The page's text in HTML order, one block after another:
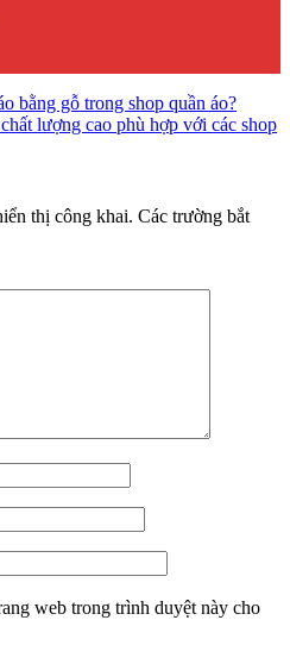
bằng gỗ trong shop quần áo?
lượng cao phù hợp với các shop
thị công khai. Các trường bắt
web trong trình duyệt này cho